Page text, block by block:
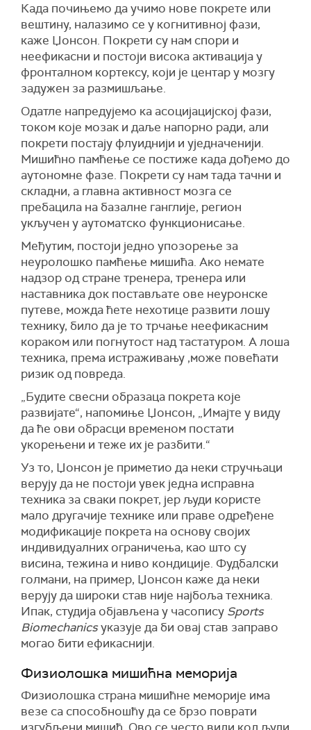
Када почињемо да учимо нове покрете или
вештину, налазимо се у когнитивној фази,
каже Џонсон. Покрети су нам спори и
неефикасни и постоји висока активација у
фронталном кортексу, који је центар у мозгу
задужен за размишљање.
Одатле напредујемо ка асоцијацијској фази,
током које мозак и даље напорно ради, али
покрети постају флуиднији и уједначенији.
Мишићно памћење се постиже када дођемо до
аутономне фазе. Покрети су нам тада тачни и
складни, а главна активност мозга се
пребацила на базалне ганглије, регион
укључен у аутоматско функционисање.
Међутим, постоји једно упозорење за
неуролошко памћење мишића. Ако немате
надзор од стране тренера, тренера или
наставника док постављате ове неуронске
путеве, можда ћете нехотице развити лошу
технику, било да је то трчање неефикасним
кораком или погнутост над тастатуром. А лоша
техника, према истраживању ,може повећати
ризик од повреда.
„Будите свесни образаца покрета које
развијате“, напомиње Џонсон, „Имајте у виду
да ће ови обрасци временом постати
укорењени и теже их је разбити.“
Уз то, Џонсон је приметио да неки стручњаци
верују да не постоји увек једна исправна
техника за сваки покрет, јер људи користе
мало другачије технике или праве одређене
модификације покрета на основу својих
индивидуалних ограничења, као што су
висина, тежина и ниво кондиције. Фудбалски
голмани, на пример, Џонсон каже да неки
верују да широки став није најбоља техника.
Ипак, студија објављена у часопису Sports
Biomechanicsуказује да би овај став заправо
могао бити ефикаснији.
Физиолошка мишићна меморија
Физиолошка страна мишићне меморије има
везе са способношћу да се брзо поврати